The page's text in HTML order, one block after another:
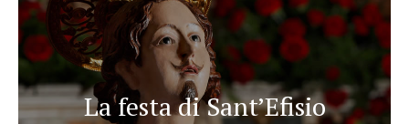
La festa di Sant’Efisio